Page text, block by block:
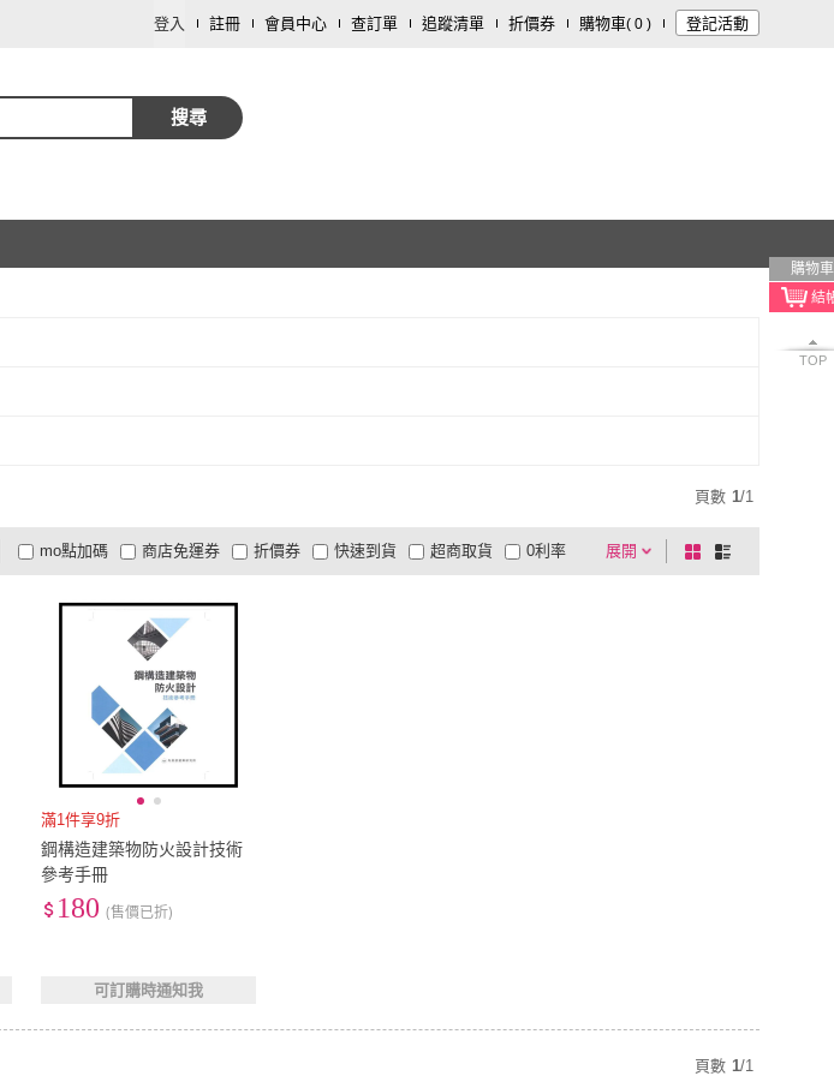
登入 註冊 會員中心 查訂單 追蹤清單 折價券 購物車( 0 ) 登記活動
搜尋
購物車
TOP
頁數 1/1
展開
折價券
有影片
商品有量 電視購物
mo點加碼 快速到貨 超商取貨
低溫宅配
大家電安心配
大家電快配
定期配/分次配
商店免運券 0利率
3 及以上
棋
盤
列
滿1件享9折
鋼構造建築物防火設計技術
參考手冊
180 (售價已折)
可訂購時通知我
頁數 1/1